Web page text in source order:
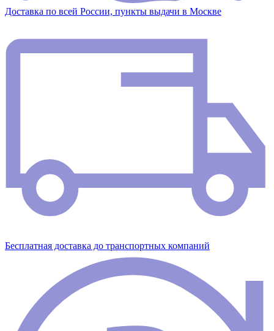
Доставка по всей России, пункты выдачи в Москве
Бесплатная доставка до транспортных компаний